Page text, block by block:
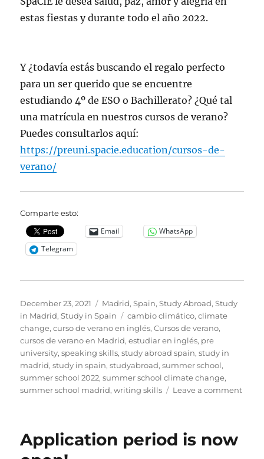
estas fiestas y durante todo el año 2022.
Y ¿todavía estás buscando el regalo perfecto
para un ser querido que se encuentre
estudiando 4º de ESO o Bachillerato? ¿Qué tal
una matrícula en nuestros cursos de verano?
Puedes consultarlos aquí:
https://preuni.spacie.education/cursos-de-
verano/
Comparte esto:
Email
WhatsApp
Telegram
Posted
on
December 23, 2021 Categories
Madrid,Spain,Study Abroad,Study
in Madrid,Study in Spain Tags
cambio climático,climate
change,curso de verano en inglés,Cursos de verano,
cursos de verano en Madrid,estudiar en inglés, pre
university,speaking skills,study abroad spain,study in
madrid,study in spain,studyabroad,summer school,
summer school 2022,summer school climate change,
summer school madrid,writing skills Leave a commenton
Application period is now